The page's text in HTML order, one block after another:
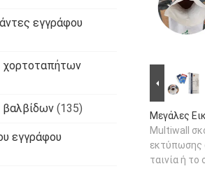
εγγράφου
χορτοταπήτων
βαλβίδων (135)
εγγράφου
Μεγάλες
Multiwall
εκτύπωσης
ταινία ή